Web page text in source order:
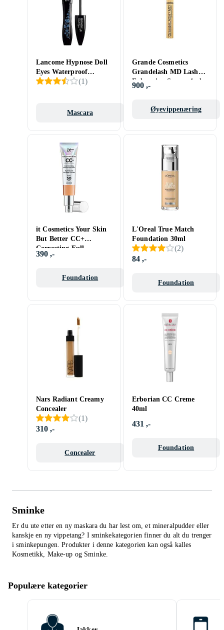
Lancome Hypnose Doll
Eyes Waterproof
Mascara
(1)
Mascara
Grande Cosmetics
Grandelash MD Lash
Enhancing Serum 4ml
900 ,-
Øyevippenæring
it Cosmetics Your Skin
But Better CC+
Correcting Full
Coverage Cream SPF50
390 ,-
Foundation
L'Oreal True Match
Foundation 30ml
(2)
84 ,-
Foundation
Nars Radiant Creamy
Concealer
(1)
310 ,-
Concealer
Erborian CC Creme
40ml
431 ,-
Foundation
Sminke
Er du ute etter en ny maskara du har lest om, et mineralpudder eller
kanskje en ny vippetang? I sminkekategorien finner du alt du trenger
i sminkepungen.
Produkter i denne kategorien kan også kalles
Kosmetikk Make-up og Sminke.
Populære kategorier